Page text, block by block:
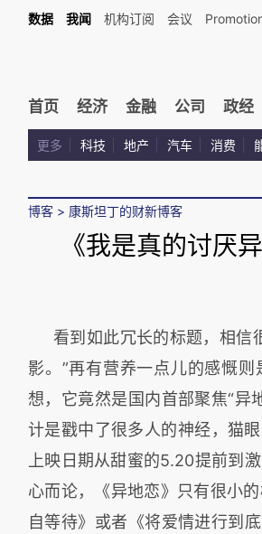
数据 我闻 机构订阅 会议
首页 经济 金融 公司 政经
更多 科技 地产 汽车 消费
博客 > 康斯坦丁的财新博客
《我是真的讨厌
看到如此冗长的标题，相信
影。”再有营养一点儿的感慨
想，它竟然是国内首部聚焦“异
计是戳中了很多人的神经，猫
上映日期从甜蜜的5.20提前到
心而论，《异地恋》只有很小
自等待》或者《将爱情进行到